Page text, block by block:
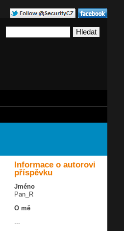
Informace o autorovi
příspěvku
Jméno
Pan_R
O mě
...